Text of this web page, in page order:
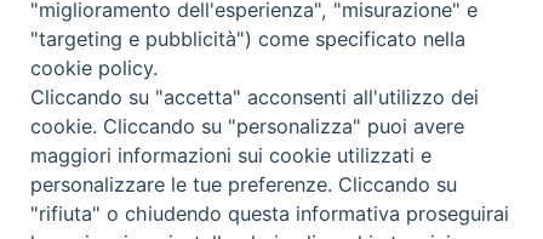
Diocesi di Melfi Rapolla Venosa
• Largo Duomo, 12 - 85025 MELFI (PZ) •
Tel. 0972238604
PEC ufficiale della Diocesi:
diocesi.melfi_rapolla_venosa@legalmail.it
"miglioramento dell'esperienza", "misurazione" e
"targeting e pubblicità") come specificato nella
cookie policy.
Cliccando su "accetta" acconsenti all'utilizzo dei
cookie. Cliccando su "personalizza" puoi avere
maggiori informazioni sui cookie utilizzati e
personalizzare le tue preferenze. Cliccando su
"rifiuta" o chiudendo questa informativa proseguirai